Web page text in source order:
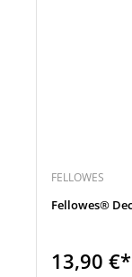
FELLOWES
Fellowes®
13,90 €*